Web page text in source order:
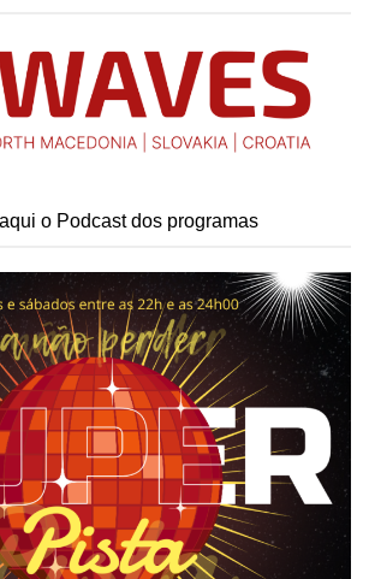
o Podcast dos programas